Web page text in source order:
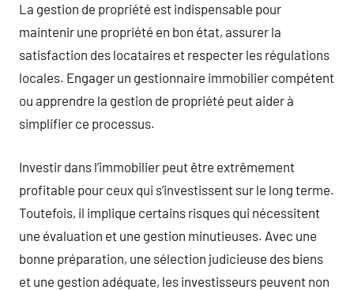
La gestion de propriété est indispensable pour
maintenir une propriété en bon état, assurer la
satisfaction des locataires et respecter les régulations
locales. Engager un gestionnaire immobilier compétent
ou apprendre la gestion de propriété peut aider à
simplifier ce processus.
Investir dans l’immobilier peut être extrêmement
profitable pour ceux qui s’investissent sur le long terme.
Toutefois, il implique certains risques qui nécessitent
une évaluation et une gestion minutieuses. Avec une
bonne préparation, une sélection judicieuse des biens
et une gestion adéquate, les investisseurs peuvent non